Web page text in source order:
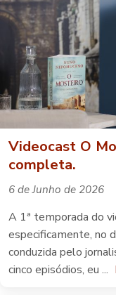
Videocast O
completa.
6 de Junho de 2026
A 1ª temporada do
especificamente, no
conduzida pelo
cinco episódios, eu ...